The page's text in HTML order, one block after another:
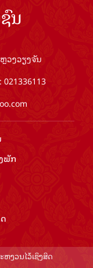
ນ
ວງວຽງຈັນ
ພັກ
ຫງວນໄວ້ເຊິງສິດ